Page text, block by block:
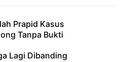
Prapid Kasus
Tanpa Bukti
Lagi Dibanding